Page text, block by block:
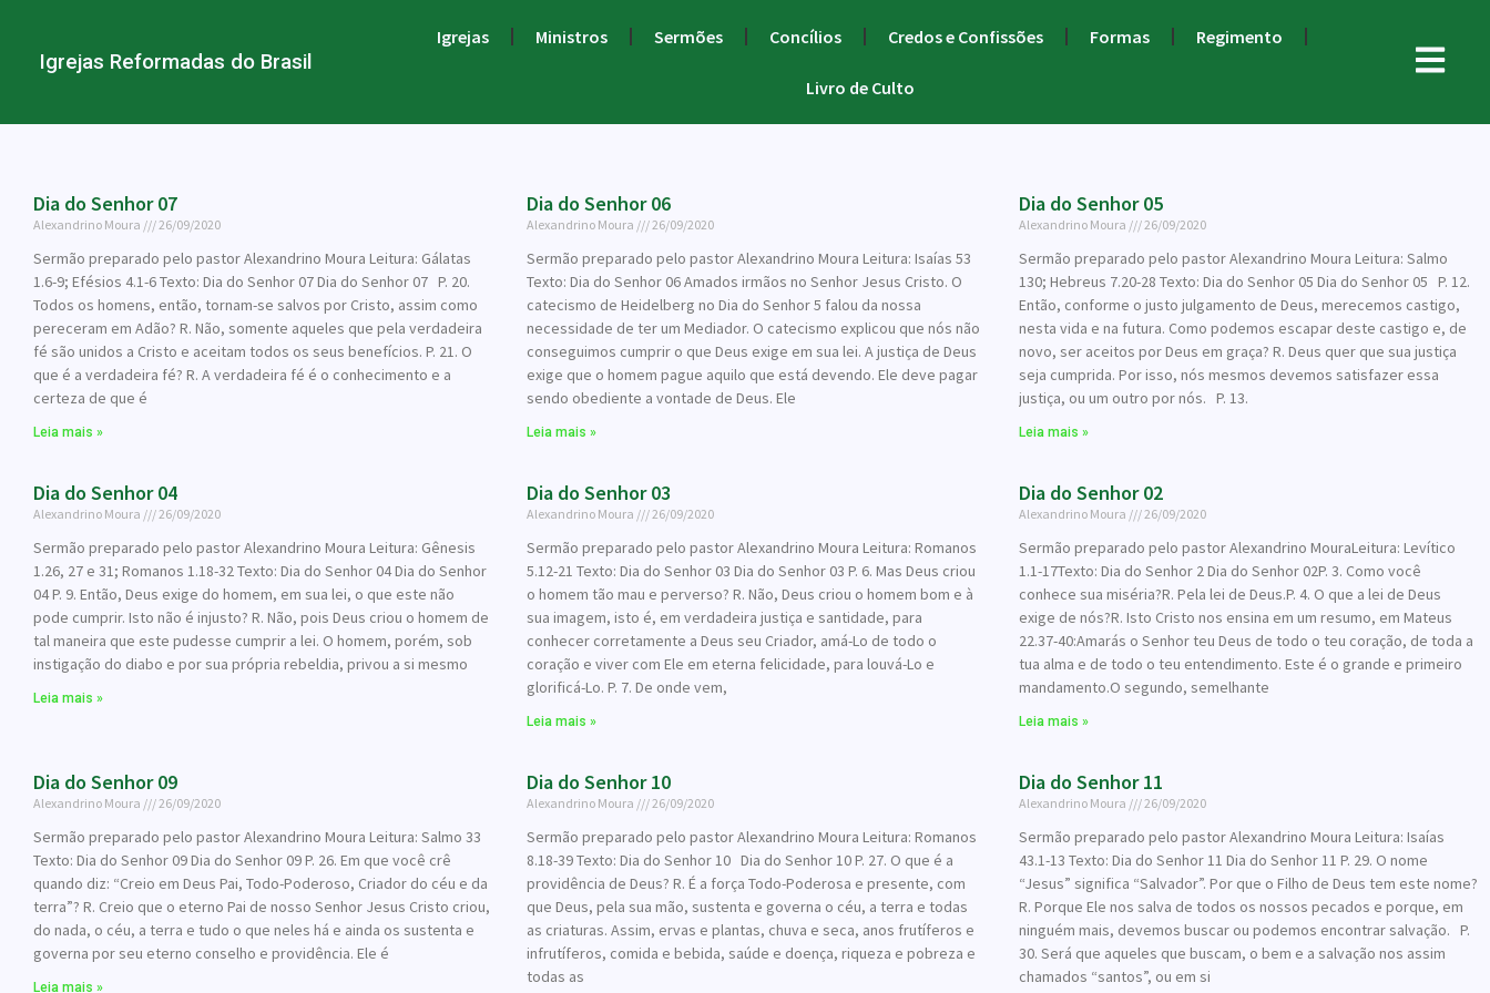
Igrejas Reformadas do Brasil
Igrejas Ministros Sermões Concílios Credos e Confissões Formas Regimento
Livro de Culto
Dia do Senhor 07
Alexandrino Moura 26/09/2020
Sermão preparado pelo pastor Alexandrino Moura Leitura: Gálatas
1.6-9; Efésios 4.1-6 Texto: Dia do Senhor 07 Dia do Senhor 07 P. 20.
Todos os homens, então, tornam-se salvos por Cristo, assim como
pereceram em Adão? R. Não, somente aqueles que pela verdadeira
fé são unidos a Cristo e aceitam todos os seus benefícios. P. 21. O
que é a verdadeira fé? R. A verdadeira fé é o conhecimento e a
certeza de que é
Leia mais »
Dia do Senhor 06
Alexandrino Moura 26/09/2020
Sermão preparado pelo pastor Alexandrino Moura Leitura: Isaías 53
Texto: Dia do Senhor 06 Amados irmãos no Senhor Jesus Cristo. O
catecismo de Heidelberg no Dia do Senhor 5 falou da nossa
necessidade de ter um Mediador. O catecismo explicou que nós não
conseguimos cumprir o que Deus exige em sua lei. A justiça de Deus
exige que o homem pague aquilo que está devendo. Ele deve pagar
sendo obediente a vontade de Deus. Ele
Leia mais »
Dia do Senhor 05
Alexandrino Moura 26/09/2020
Sermão preparado pelo pastor Alexandrino Moura Leitura: Salmo
130; Hebreus 7.20-28 Texto: Dia do Senhor 05 Dia do Senhor 05 P. 12.
Então, conforme o justo julgamento de Deus, merecemos castigo,
nesta vida e na futura. Como podemos escapar deste castigo e, de
novo, ser aceitos por Deus em graça? R. Deus quer que sua justiça
seja cumprida. Por isso, nós mesmos devemos satisfazer essa
justiça, ou um outro por nós. P. 13.
Leia mais »
Dia do Senhor 04
Alexandrino Moura 26/09/2020
Sermão preparado pelo pastor Alexandrino Moura Leitura: Gênesis
1.26, 27 e 31; Romanos 1.18-32 Texto: Dia do Senhor 04 Dia do Senhor
04 P. 9. Então, Deus exige do homem, em sua lei, o que este não
pode cumprir. Isto não é injusto? R. Não, pois Deus criou o homem de
tal maneira que este pudesse cumprir a lei. O homem, porém, sob
instigação do diabo e por sua própria rebeldia, privou a si mesmo
Leia mais »
Dia do Senhor 03
Alexandrino Moura 26/09/2020
Sermão preparado pelo pastor Alexandrino Moura Leitura: Romanos
5.12-21 Texto: Dia do Senhor 03 Dia do Senhor 03 P. 6. Mas Deus criou
o homem tão mau e perverso? R. Não, Deus criou o homem bom e à
sua imagem, isto é, em verdadeira justiça e santidade, para
conhecer corretamente a Deus seu Criador, amá-Lo de todo o
coração e viver com Ele em eterna felicidade, para louvá-Lo e
glorificá-Lo. P. 7. De onde vem,
Leia mais »
Dia do Senhor 02
Alexandrino Moura 26/09/2020
Sermão preparado pelo pastor Alexandrino MouraLeitura: Levítico
1.1-17Texto: Dia do Senhor 2 Dia do Senhor 02P. 3. Como você
conhece sua miséria?R. Pela lei de Deus.P. 4. O que a lei de Deus
exige de nós?R. Isto Cristo nos ensina em um resumo, em Mateus
22.37-40:Amarás o Senhor teu Deus de todo o teu coração, de toda a
tua alma e de todo o teu entendimento. Este é o grande e primeiro
mandamento.O segundo, semelhante
Leia mais »
Dia do Senhor 09
Alexandrino Moura 26/09/2020
Sermão preparado pelo pastor Alexandrino Moura Leitura: Salmo 33
Texto: Dia do Senhor 09 Dia do Senhor 09 P. 26. Em que você crê
quando diz: “Creio em Deus Pai, Todo-Poderoso, Criador do céu e da
terra”? R. Creio que o eterno Pai de nosso Senhor Jesus Cristo criou,
do nada, o céu, a terra e tudo o que neles há e ainda os sustenta e
governa por seu eterno conselho e providência. Ele é
Leia mais »
Dia do Senhor 10
Alexandrino Moura 26/09/2020
Sermão preparado pelo pastor Alexandrino Moura Leitura: Romanos
8.18-39 Texto: Dia do Senhor 10 Dia do Senhor 10 P. 27. O que é a
providência de Deus? R. É a força Todo-Poderosa e presente, com
que Deus, pela sua mão, sustenta e governa o céu, a terra e todas
as criaturas. Assim, ervas e plantas, chuva e seca, anos frutíferos e
infrutíferos, comida e bebida, saúde e doença, riqueza e pobreza e
todas as
Dia do Senhor 11
Alexandrino Moura 26/09/2020
Sermão preparado pelo pastor Alexandrino Moura Leitura: Isaías
43.1-13 Texto: Dia do Senhor 11 Dia do Senhor 11 P. 29. O nome
“Jesus” significa “Salvador”. Por que o Filho de Deus tem este nome?
R. Porque Ele nos salva de todos os nossos pecados e porque, em
ninguém mais, devemos buscar ou podemos encontrar salvação. P.
30. Será que aqueles que buscam, o bem e a salvação nos assim
chamados “santos”, ou em si